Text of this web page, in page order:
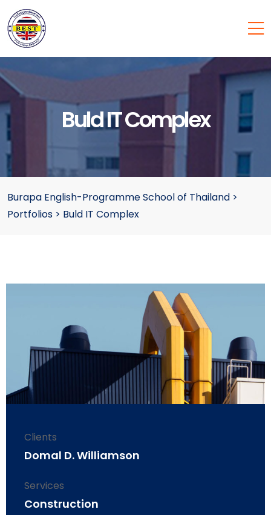
Buld IT Complex
Burapa English-Programme School of Thailand >
Portfolios > Buld IT Complex
Clients
Domal D. Williamson
Services
Construction